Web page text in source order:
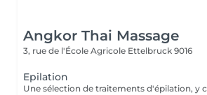
Angkor Thai Massage
3, rue de l'École Agricole Ettelbruck 9016
Epilation